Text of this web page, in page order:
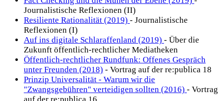
Journalistische Reflexionen (II)
Resiliente Rationalität (2019) - Journalistische
Reflexionen (I)
Auf ins digitale Schlaraffenland (2019) - Über die
Zukunft öffentlich-rechtlicher Mediatheken
Öffentlich-rechtlicher Rundfunk: Offenes Gespräch
unter Freunden (2018) - Vortrag auf der re:publica 18
Prinzip Universalität - Warum wir die
"Zwangsgebühren" verteidigen sollten (2016) - Vortrag